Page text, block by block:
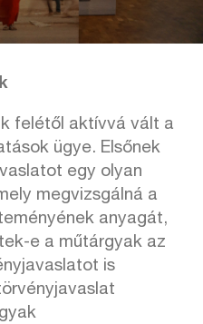
felétől aktívvá vált a
ügye. Elsőnek
egy olyan
megvizsgálná a
anyagát,
e a műtárgyak az
is